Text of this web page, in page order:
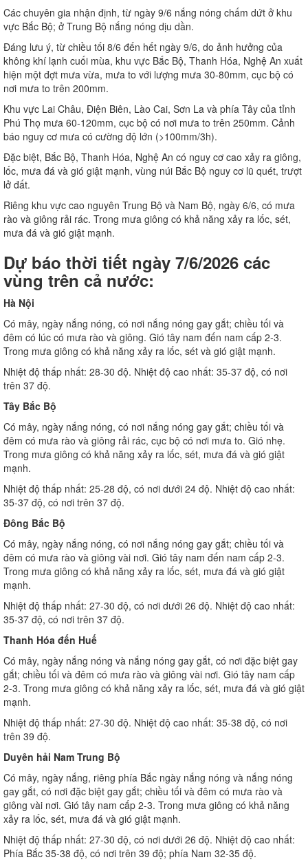
Các chuyên gia nhận định, từ ngày 9/6 nắng nóng chấm dứt ở khu
vực Bắc Bộ; ở Trung Bộ nắng nóng dịu dần.
Đáng lưu ý, từ chiều tối 8/6 đến hết ngày 9/6, do ảnh hưởng của
không khí lạnh cuối mùa, khu vực Bắc Bộ, Thanh Hóa, Nghệ An xuất
hiện một đợt mưa vừa, mưa to với lượng mưa 30-80mm, cục bộ có
nơi mưa to trên 200mm.
Khu vực Lai Châu, Điện Biên, Lào Cai, Sơn La và phía Tây của tỉnh
Phú Thọ mưa 60-120mm, cục bộ có nơi mưa to trên 250mm. Cảnh
báo nguy cơ mưa có cường độ lớn (>100mm/3h).
Đặc biệt, Bắc Bộ, Thanh Hóa, Nghệ An có nguy cơ cao xảy ra giông,
lốc, mưa đá và gió giật mạnh, vùng núi Bắc Bộ nguy cơ lũ quét, trượt
lở đất.
Riêng khu vực cao nguyên Trung Bộ và Nam Bộ, ngày 6/6, có mưa
rào và giông rải rác. Trong mưa giông có khả năng xảy ra lốc, sét,
mưa đá và gió giật mạnh.
Dự báo thời tiết ngày 7/6/2026 các
vùng trên cả nước:
Hà Nội
Có mây, ngày nắng nóng, có nơi nắng nóng gay gắt; chiều tối và
đêm có lúc có mưa rào và giông. Gió tây nam đến nam cấp 2-3.
Trong mưa giông có khả năng xảy ra lốc, sét và gió giật mạnh.
Nhiệt độ thấp nhất: 28-30 độ. Nhiệt độ cao nhất: 35-37 độ, có nơi
trên 37 độ.
Tây Bắc Bộ
Có mây, ngày nắng nóng, có nơi nắng nóng gay gắt; chiều tối và
đêm có mưa rào và giông rải rác, cục bộ có nơi mưa to. Gió nhẹ.
Trong mưa giông có khả năng xảy ra lốc, sét, mưa đá và gió giật
mạnh.
Nhiệt độ thấp nhất: 25-28 độ, có nơi dưới 24 độ. Nhiệt độ cao nhất:
35-37 độ, có nơi trên 37 độ.
Đông Bắc Bộ
Có mây, ngày nắng nóng, có nơi nắng nóng gay gắt; chiều tối và
đêm có mưa rào và giông vài nơi. Gió tây nam đến nam cấp 2-3.
Trong mưa giông có khả năng xảy ra lốc, sét, mưa đá và gió giật
mạnh.
Nhiệt độ thấp nhất: 27-30 độ, có nơi dưới 26 độ. Nhiệt độ cao nhất:
35-37 độ, có nơi trên 37 độ.
Thanh Hóa đến Huế
Có mây, ngày nắng nóng và nắng nóng gay gắt, có nơi đặc biệt gay
gắt; chiều tối và đêm có mưa rào và giông vài nơi. Gió tây nam cấp
2-3. Trong mưa giông có khả năng xảy ra lốc, sét, mưa đá và gió giật
mạnh.
Nhiệt độ thấp nhất: 27-30 độ. Nhiệt độ cao nhất: 35-38 độ, có nơi
trên 39 độ.
Duyên hải Nam Trung Bộ
Có mây, ngày nắng, riêng phía Bắc ngày nắng nóng và nắng nóng
gay gắt, có nơi đặc biệt gay gắt; chiều tối và đêm có mưa rào và
giông vài nơi. Gió tây nam cấp 2-3. Trong mưa giông có khả năng
xảy ra lốc, sét, mưa đá và gió giật mạnh.
Nhiệt độ thấp nhất: 27-30 độ, có nơi dưới 26 độ. Nhiệt độ cao nhất:
Phía Bắc 35-38 độ, có nơi trên 39 độ; phía Nam 32-35 độ.